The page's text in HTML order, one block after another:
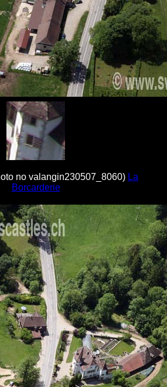
no valangin230507_8060) La
Borcarderie